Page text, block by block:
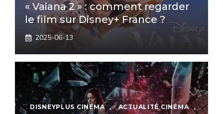
« Vaiana 2 » : comment regarder
le film sur Disney+ France ?
2025-06-13
DISNEYPLUS CINÉMA , ACTUALITÉ CINÉMA
,